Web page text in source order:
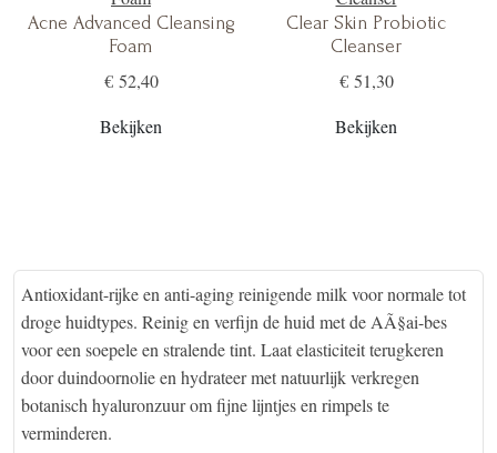
Acne Advanced Cleansing
Foam
€ 52,40
Bekijken
Clear Skin Probiotic
Cleanser
€ 51,30
Bekijken
Antioxidant-rijke en anti-aging reinigende milk voor normale tot
droge huidtypes. Reinig en verfijn de huid met de AÃ§ai-bes
voor een soepele en stralende tint. Laat elasticiteit terugkeren
door duindoornolie en hydrateer met natuurlijk verkregen
botanisch hyaluronzuur om fijne lijntjes en rimpels te
verminderen.